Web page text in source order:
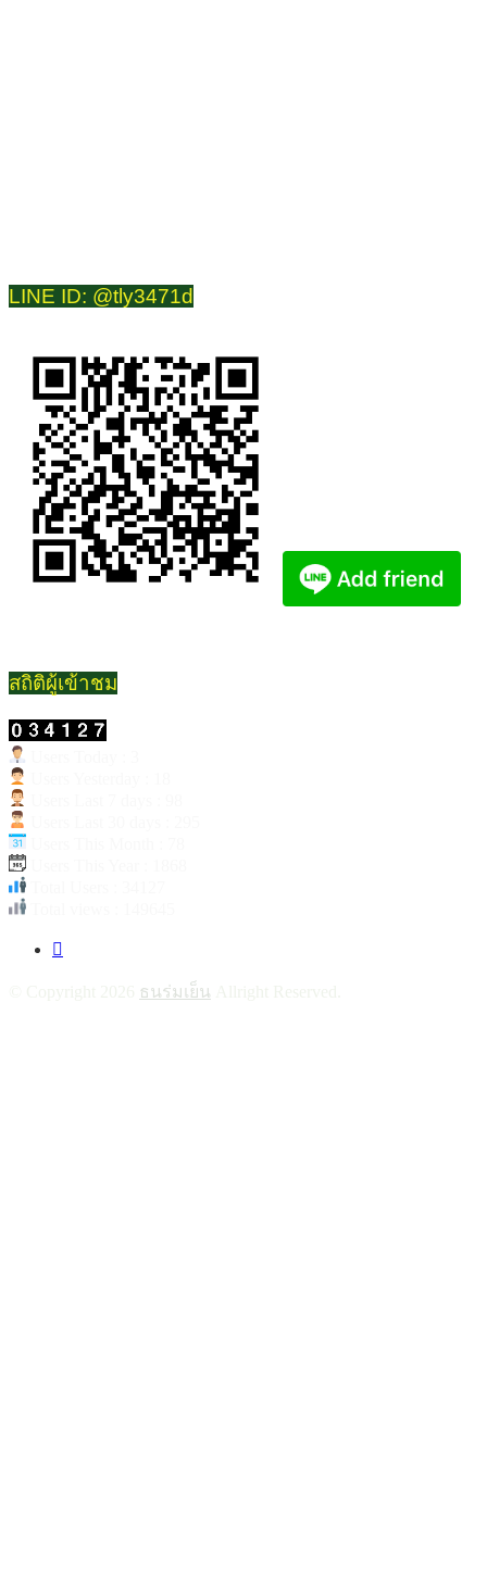
LINE ID: @tly3471d
สถิติผู้เข้าชม
ธนร่มเย็น